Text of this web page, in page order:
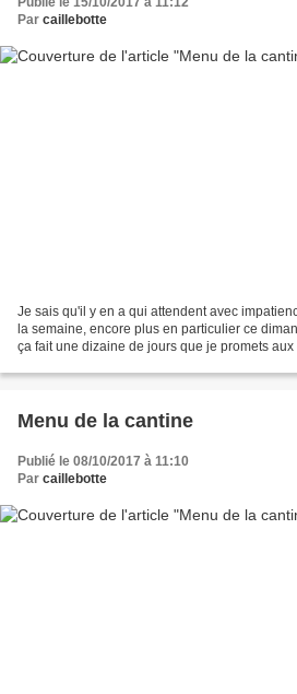
Par caillebotte
Je sais qu'il y en a qui attendent avec
la semaine, encore plus en particulier ce
ça fait une dizaine de jours que je promets
Menu de la cantine
Publié le 08/10/2017 à 11:10
Par caillebotte